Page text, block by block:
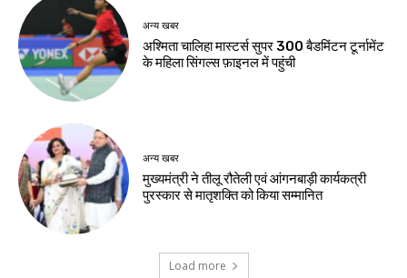
अन्य खबर
अश्मिता चालिहा मास्टर्स सुपर 300 बैडमिंटन टूर्नामेंट
के महिला सिंगल्स फ़ाइनल में पहुंची
अन्य खबर
मुख्यमंत्री ने तीलू रौतेली एवं आंगनबाड़ी कार्यकत्री
पुरस्कार से मातृशक्ति को किया सम्मानित
Load more